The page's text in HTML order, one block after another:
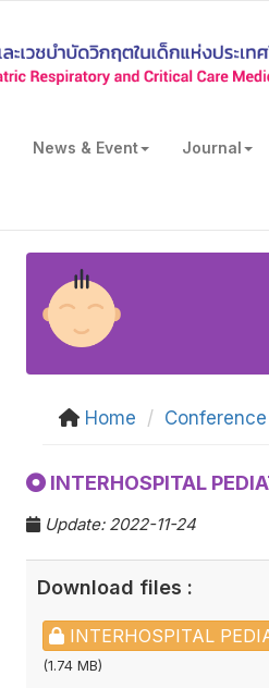
News & Event Journal
Home Conference
INTERHOSPITAL
Update: 2022-11-24
Download files :
INTERHOSPITAL
(1.74 MB)